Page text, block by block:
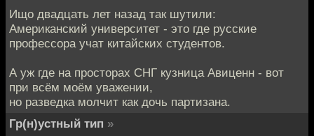
Ищо двадцать лет назад так шутили:
Американский университет - это где русские
профессора учат китайских студентов.
А уж где на просторах СНГ кузница Авиценн - вот
при всём моём уважении,
но разведка молчит как дочь партизана.
Гр(н)устный тип »